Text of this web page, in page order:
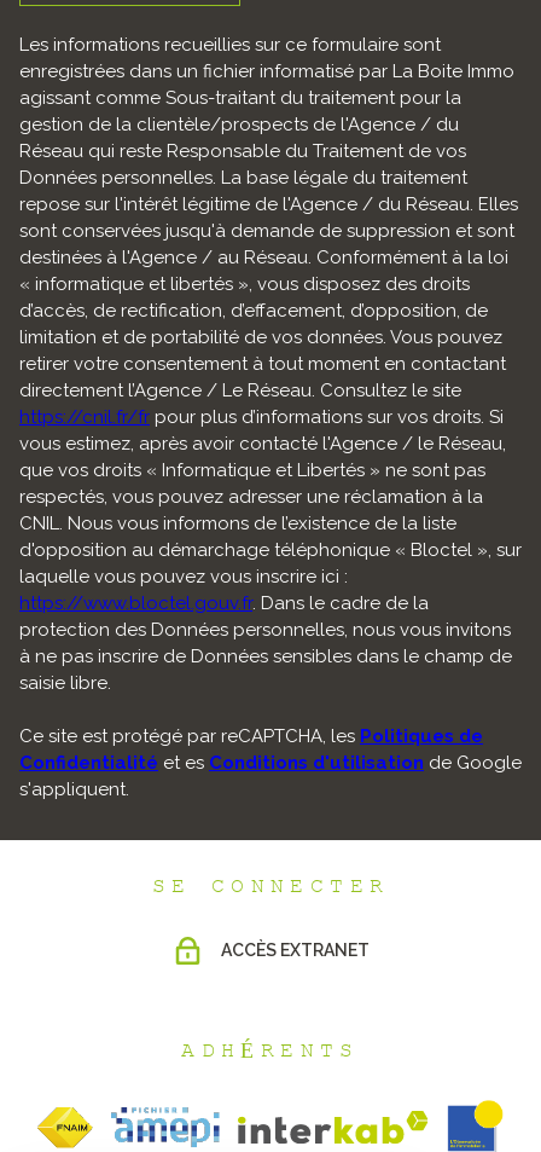
Les informations recueillies sur ce formulaire sont
enregistrées dans un fichier informatisé par La Boite Immo
agissant comme Sous-traitant du traitement pour la
gestion de la clientèle/prospects de l'Agence / du
Réseau qui reste Responsable du Traitement de vos
Données personnelles. La base légale du traitement
repose sur l'intérêt légitime de l'Agence / du Réseau. Elles
sont conservées jusqu'à demande de suppression et sont
destinées à l'Agence / au Réseau. Conformément à la loi
« informatique et libertés », vous disposez des droits
d’accès, de rectification, d’effacement, d’opposition, de
limitation et de portabilité de vos données. Vous pouvez
retirer votre consentement à tout moment en contactant
directement l’Agence / Le Réseau. Consultez le site
https://cnil.fr/fr pour plus d’informations sur vos droits. Si
vous estimez, après avoir contacté l'Agence / le Réseau,
que vos droits « Informatique et Libertés » ne sont pas
respectés, vous pouvez adresser une réclamation à la
CNIL. Nous vous informons de l’existence de la liste
d'opposition au démarchage téléphonique « Bloctel », sur
laquelle vous pouvez vous inscrire ici :
https://www.bloctel.gouv.fr. Dans le cadre de la
protection des Données personnelles, nous vous invitons
à ne pas inscrire de Données sensibles dans le champ de
saisie libre.
Ce site est protégé par reCAPTCHA, les Politiques de
Confidentialité et es Conditions d'utilisation de Google
s'appliquent.
SE CONNECTER
ACCÈS EXTRANET
ADHÉRENTS